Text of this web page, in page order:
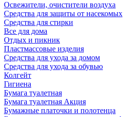
Освежители, очистители воздуха
Средства для защиты от насекомых
Средства для стирки
Все для дома
Отдых и пикник
Пластмассовые изделия
Средства для ухода за домом
Средства для ухода за обувью
Колгейт
Гигиена
Бумага туалетная
Бумага туалетная Акция
Бумажные платочки и полотенца